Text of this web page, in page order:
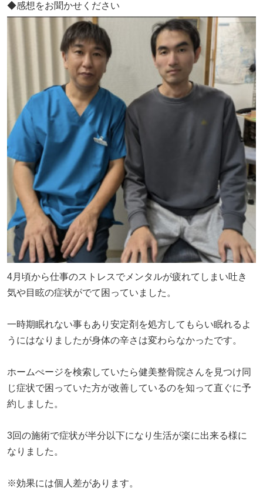
◆感想をお聞かせください
4月頃から仕事のストレスでメンタルが疲れてしまい吐き
気や目眩の症状がでて困っていました。
一時期眠れない事もあり安定剤を処方してもらい眠れるよ
うにはなりましたが身体の辛さは変わらなかったです。
ホームぺージを検索していたら健美整骨院さんを見つけ同
じ症状で困っていた方が改善しているのを知って直ぐに予
約しました。
3回の施術で症状が半分以下になり生活が楽に出来る様に
なりました。
※効果には個人差があります。